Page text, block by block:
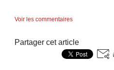
Voir les commentaires
Partager cet article